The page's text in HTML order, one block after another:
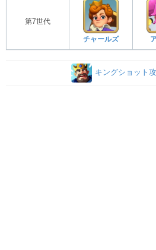
第7世代
チャールズ
キングショット